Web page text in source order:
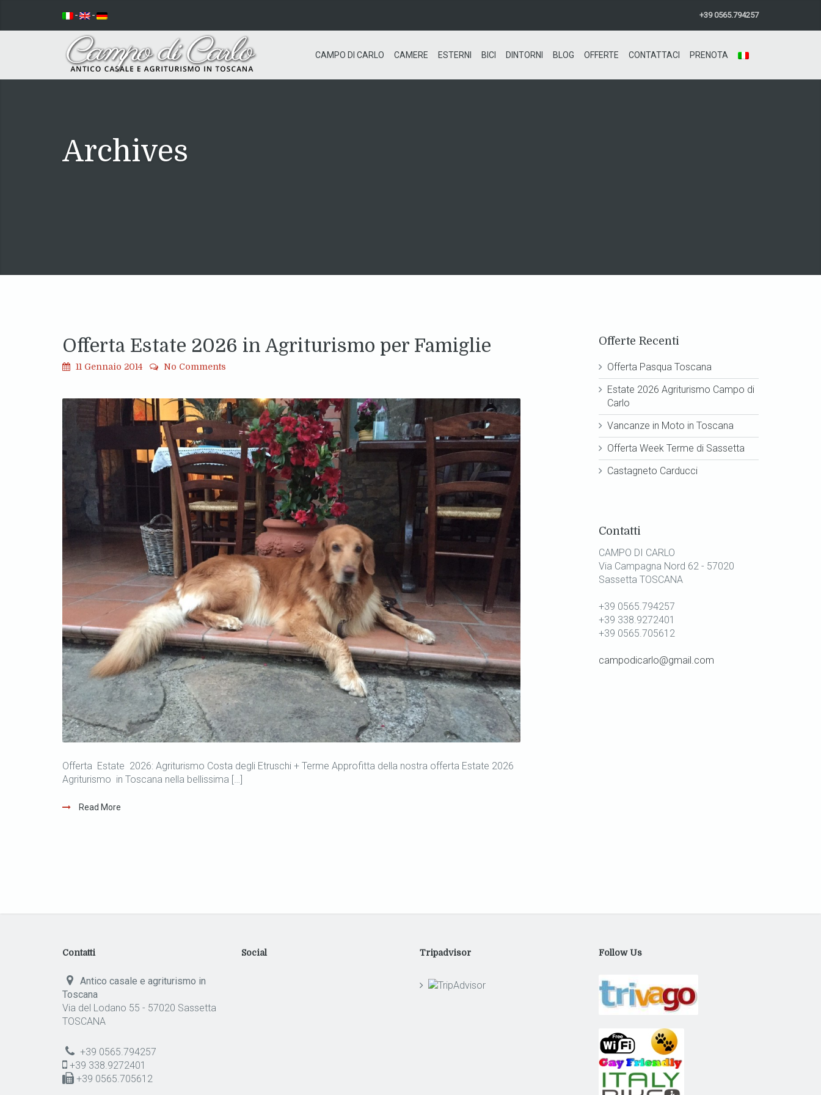
- - +39 0565.794257
CAMPO DI CARLO CAMERE ESTERNI BICI DINTORNI BLOG OFFERTE CONTATTACI PRENOTA
Archives
Offerta Estate 2026 in Agriturismo per Famiglie
11 Gennaio 2014 No Comments
Offerta Estate 2026: Agriturismo Costa degli Etruschi + Terme Approfitta della nostra offerta Estate 2026
Agriturismo in Toscana nella bellissima […]
Read More
Offerte Recenti
Offerta Pasqua Toscana
Estate 2026 Agriturismo Campo di
Carlo
Vancanze in Moto in Toscana
Offerta Week Terme di Sassetta
Castagneto Carducci
Contatti
CAMPO DI CARLO
Via Campagna Nord 62 - 57020
Sassetta TOSCANA
+39 0565.794257
+39 338.9272401
+39 0565.705612
campodicarlo@gmail.com
Contatti
Antico casale e agriturismo in
Toscana
Via del Lodano 55 - 57020 Sassetta
TOSCANA
+39 0565.794257
+39 338.9272401
+39 0565.705612
Social Tripadvisor Follow Us